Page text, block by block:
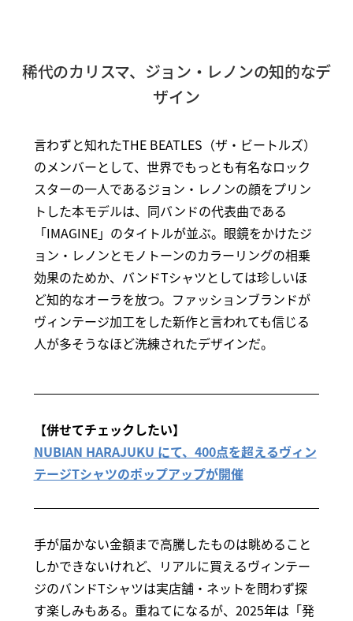
稀代のカリスマ、ジョン・レノンの知的なデ
ザイン
言わずと知れたTHE BEATLES（ザ・ビートルズ）
のメンバーとして、世界でもっとも有名なロック
スターの一人であるジョン・レノンの顔をプリン
トした本モデルは、同バンドの代表曲である
「IMAGINE」のタイトルが並ぶ。眼鏡をかけたジ
ョン・レノンとモノトーンのカラーリングの相乗
効果のためか、バンドTシャツとしては珍しいほ
ど知的なオーラを放つ。ファッションブランドが
ヴィンテージ加工をした新作と言われても信じる
人が多そうなほど洗練されたデザインだ。
【併せてチェックしたい】
NUBIAN HARAJUKU にて、400点を超えるヴィン
テージTシャツのポップアップが開催
手が届かない金額まで高騰したものは眺めること
しかできないけれど、リアルに買えるヴィンテー
ジのバンドTシャツは実店舗・ネットを問わず探
す楽しみもある。重ねてになるが、2025年は「発